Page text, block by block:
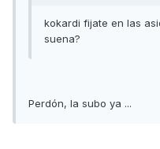
kokardi fijate en las
suena?
Perdón, la subo ya ...